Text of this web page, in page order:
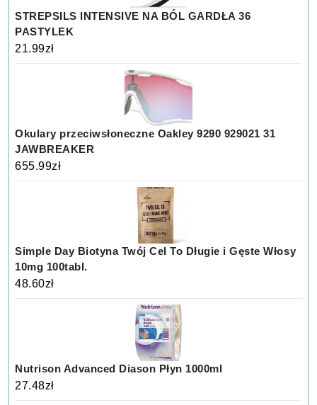
STREPSILS INTENSIVE NA BÓL GARDŁA 36
PASTYLEK
21.99zł
Okulary przeciwsłoneczne Oakley 9290 929021 31
JAWBREAKER
655.99zł
Simple Day Biotyna Twój Cel To Długie i Gęste Włosy
10mg 100tabl.
48.60zł
Nutrison Advanced Diason Płyn 1000ml
27.48zł